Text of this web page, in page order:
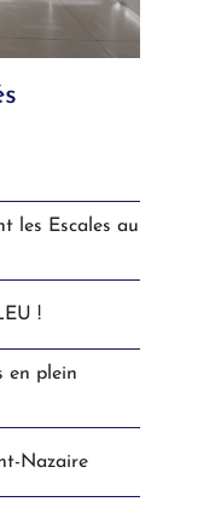
les Escales au
!
en plein
Nazaire